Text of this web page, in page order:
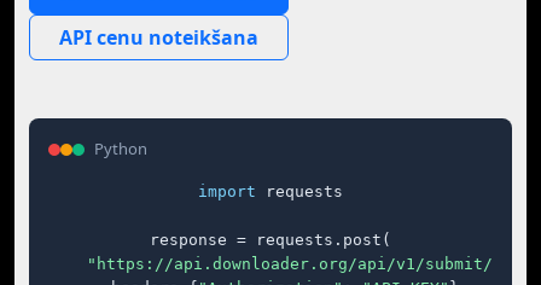
API cenu noteikšana
Python
import requests
response = requests.post(
"https://api.downloader.org/api/v1/submit/"